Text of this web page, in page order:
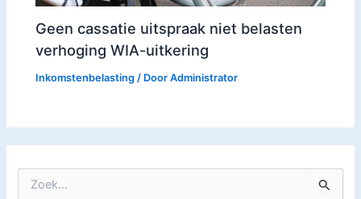
Geen cassatie uitspraak niet belasten
verhoging WIA-uitkering
Inkomstenbelasting / DoorAdministrator